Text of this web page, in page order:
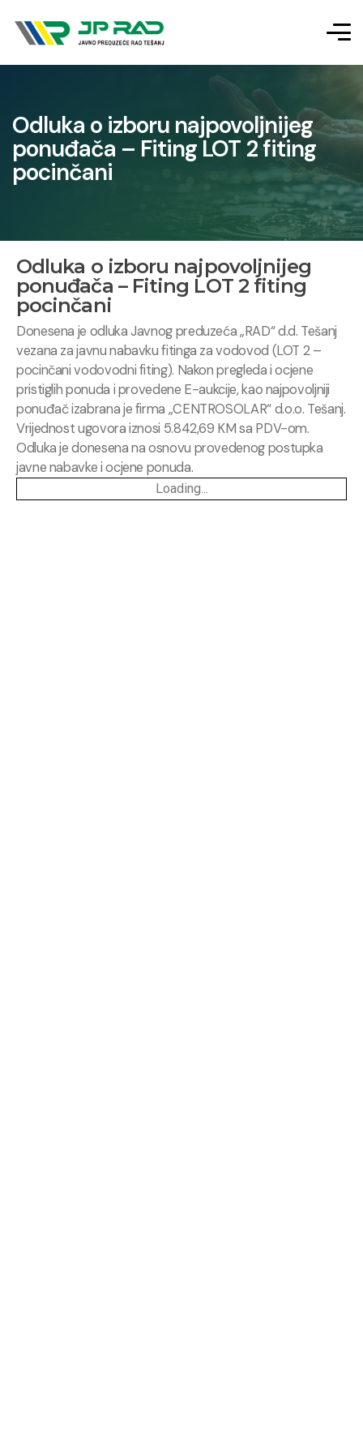
Odluka o izboru najpovoljnijeg
ponuđača – Fiting LOT 2 fiting
pocinčani
Odluka o izboru najpovoljnijeg
ponuđača – Fiting LOT 2 fiting
pocinčani
Donesena je odluka Javnog preduzeća „RAD“ d.d. Tešanj
vezana za javnu nabavku fitinga za vodovod (LOT 2 –
pocinčani vodovodni fiting). Nakon pregleda i ocjene
pristiglih ponuda i provedene E-aukcije, kao najpovoljniji
ponuđač izabrana je firma „CENTROSOLAR“ d.o.o. Tešanj.
Vrijednost ugovora iznosi 5.842,69 KM sa PDV-om.
Odluka je donesena na osnovu provedenog postupka
javne nabavke i ocjene ponuda.
Loading...